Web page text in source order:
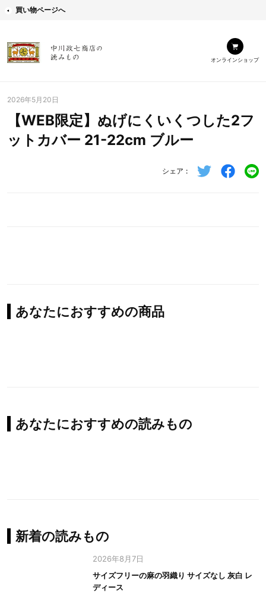
買い物ページへ
オンラインショップ
2026年5月20日
【WEB限定】ぬげにくいくつした2フ
ットカバー 21-22cm ブルー
シェア
あなたにおすすめの商品
あなたにおすすめの読みもの
新着の読みもの
2026年8月7日
サイズフリーの麻の羽織り サイズなし 灰白 レ
ディース